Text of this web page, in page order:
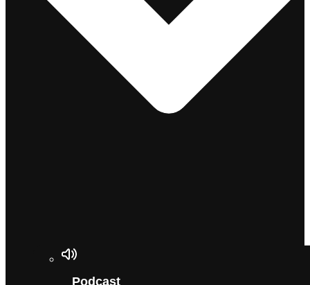
Podcast